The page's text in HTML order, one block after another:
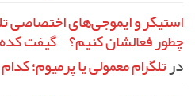
استیکر و ایموجی‌های اختصاصی
چطور فعالشان کنیم؟ - گیفت کده
درتلگرام معمولی یا پرمیوم؛